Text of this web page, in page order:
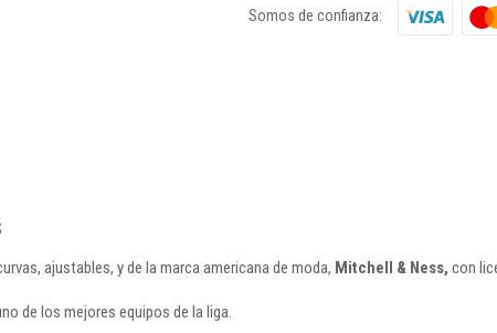
Somos de confianza:
ajustables, y de la marca americana de moda, Mitchell & Ness, con
de los mejores equipos de la liga.